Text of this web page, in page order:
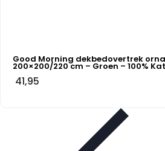
Good Morning dekbedovertrek
200×200/220 cm – Groen – 100%
41,95